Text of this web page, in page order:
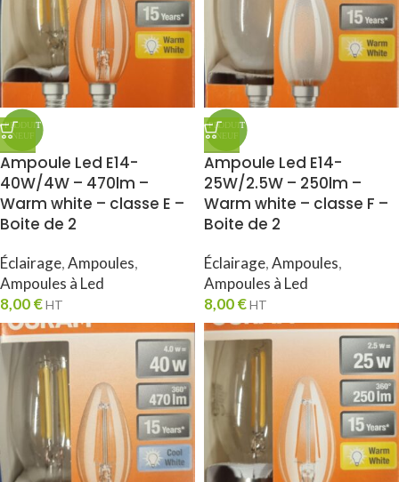
Ampoule Led E14-
40W/4W – 470lm –
Warm white – classe E –
Boite de 2
Éclairage,Ampoules,
Ampoules à Led
8,00€HT
Ampoule Led E14-
25W/2.5W – 250lm –
Warm white – classe F –
Boite de 2
Éclairage,Ampoules,
Ampoules à Led
8,00€HT